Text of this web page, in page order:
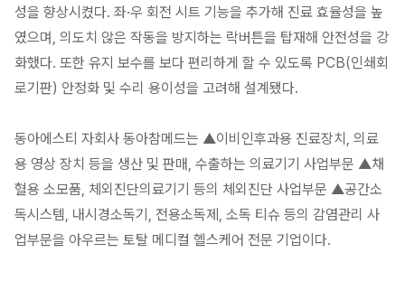
성을 향상시켰다. 좌·우 회전 시트 기능을 추가해 진료 효율성을 높
였으며, 의도치 않은 작동을 방지하는 락버튼을 탑재해 안전성을 강
화했다. 또한 유지 보수를 보다 편리하게 할 수 있도록 PCB(인쇄회
로기판) 안정화 및 수리 용이성을 고려해 설계됐다.
동아에스티 자회사 동아참메드는 ▲이비인후과용 진료장치, 의료
용 영상 장치 등을 생산 및 판매, 수출하는 의료기기 사업부문 ▲채
혈용 소모품, 체외진단의료기기 등의 체외진단 사업부문 ▲공간소
독시스템, 내시경소독기, 전용소독제, 소독 티슈 등의 감염관리 사
업부문을 아우르는 토탈 메디컬 헬스케어 전문 기업이다.